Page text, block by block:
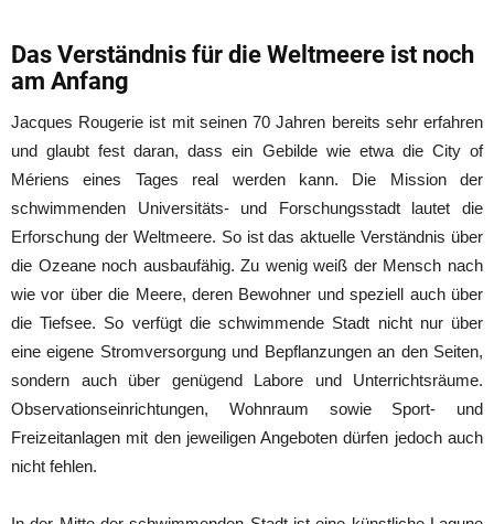
Das Verständnis für die Weltmeere ist noch
am Anfang
Jacques Rougerie ist mit seinen 70 Jahren bereits sehr erfahren
und glaubt fest daran, dass ein Gebilde wie etwa die City of
Mériens eines Tages real werden kann. Die Mission der
schwimmenden Universitäts- und Forschungsstadt lautet die
Erforschung der Weltmeere. So ist das aktuelle Verständnis über
die Ozeane noch ausbaufähig. Zu wenig weiß der Mensch nach
wie vor über die Meere, deren Bewohner und speziell auch über
die Tiefsee. So verfügt die schwimmende Stadt nicht nur über
eine eigene Stromversorgung und Bepflanzungen an den Seiten,
sondern auch über genügend Labore und Unterrichtsräume.
Observationseinrichtungen, Wohnraum sowie Sport- und
Freizeitanlagen mit den jeweiligen Angeboten dürfen jedoch auch
nicht fehlen.